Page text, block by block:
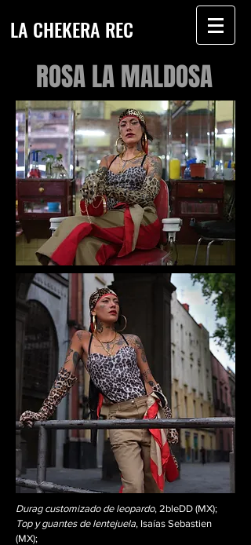
LA CHEKERA REC
ROSA LA MALDOSA
Durag customizado de leopardo, 2bleDD (MX);
Top y guantes de lentejuela, Isaías Sebastien
(MX);